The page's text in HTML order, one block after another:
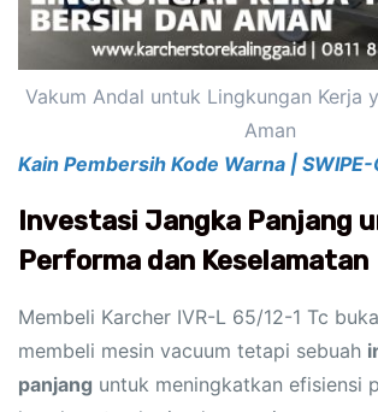
Vakum Andal untuk Lingkungan Kerja
Aman
Kain Pembersih Kode Warna | SWIPE-
Investasi Jangka Panjang
Performa dan Keselamatan
Membeli Karcher IVR-L 65/12-1 Tc
membeli mesin vacuum tetapi sebuah
panjang untuk meningkatkan efisiensi